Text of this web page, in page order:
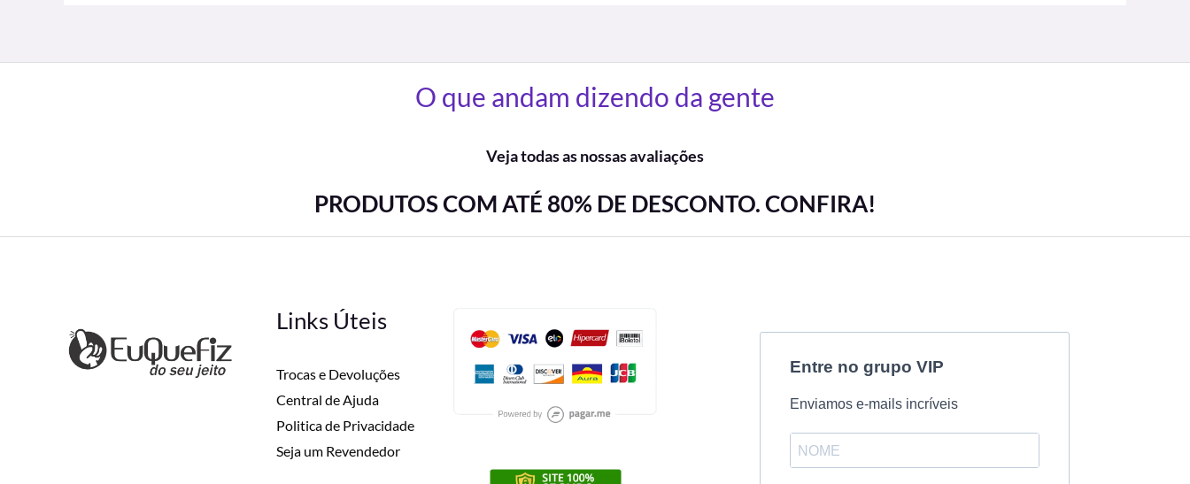
O que andam dizendo da gente
Veja todas as nossas avaliações
PRODUTOS COM ATÉ 80% DE DESCONTO. CONFIRA!
Links Úteis
Trocas e Devoluções
Central de Ajuda
Politica de Privacidade
Seja um Revendedor
Entre no grupo VIP
Enviamos e-mails incríveis